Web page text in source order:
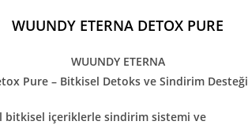
WUUNDY ETERNA DETOX PURE
WUUNDY ETERNA
Pure – Bitkisel Detoks ve Sindirim Desteği
bitkisel içeriklerle sindirim sistemi ve